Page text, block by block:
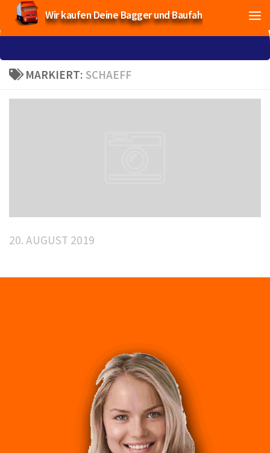
Wir kaufen Deine Bagger und Baufahrzeuge!
MARKIERT: SCHAEFF
20. AUGUST 2019